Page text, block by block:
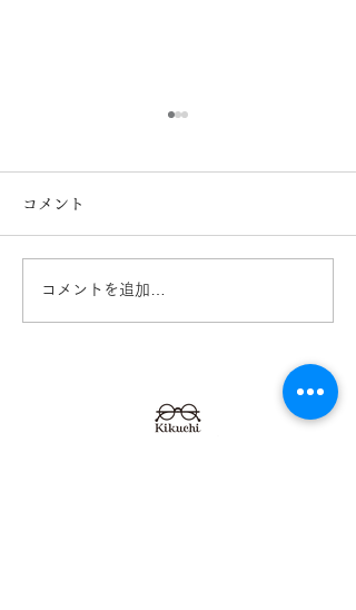
キッズ用メガネ Mezzo
ンタウン田崎店
コメント
コメントを追加…